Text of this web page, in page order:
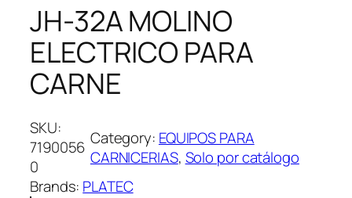
JH-32A MOLINO
ELECTRICO PARA
CARNE
SKU:
7190056
0
Category: EQUIPOS PARA
CARNICERIAS, Solo por catálogo
Brands: PLATEC